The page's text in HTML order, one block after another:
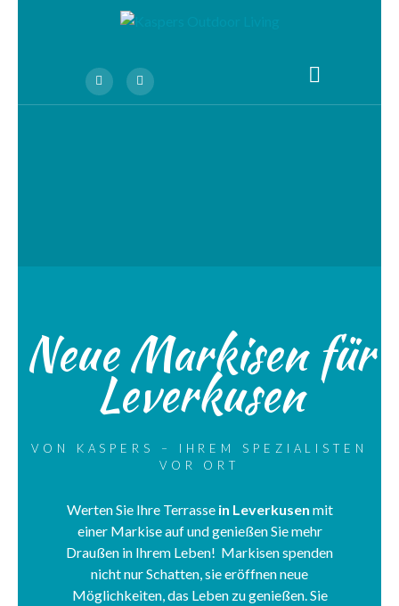
Neue Markisen für
Leverkusen
VON KASPERS – IHREM SPEZIALISTEN
VOR ORT
Werten Sie Ihre Terrassein Leverkusen mit
einer Markise auf und genießen Sie mehr
Draußen in Ihrem Leben! Markisen spenden
nicht nur Schatten, sie eröffnen neue
Möglichkeiten, das Leben zu genießen. Sie